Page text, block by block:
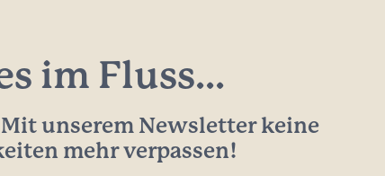
im Fluss...
unserem Newsletter keine
mehr verpassen!